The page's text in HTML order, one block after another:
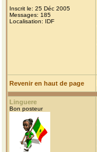
Inscrit le: 25 Déc 2005
Messages: 185
Localisation: IDF
Revenir en haut de page
Linguere
Bon posteur